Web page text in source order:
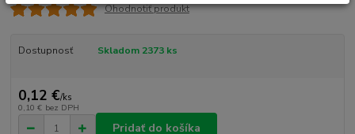
Ohodnotiť produkt
Dostupnosť Skladom 2373 ks
0,12 €/ks
0,10 € bez DPH
Pridať do košíka